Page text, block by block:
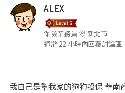
ALEX
保險業務員
新北市
通常 22 小時內回覆討論區
我自己是幫我家的狗狗投保 華南